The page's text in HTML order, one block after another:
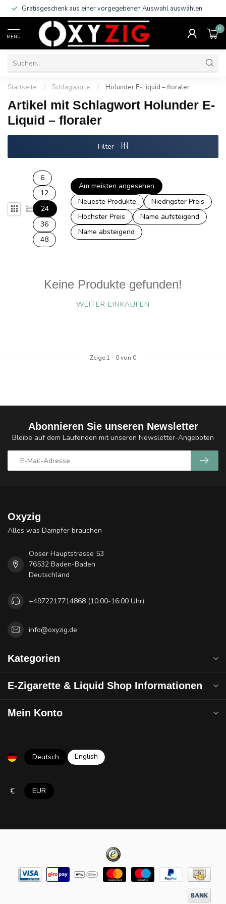
Gratisgeschenk aus einer vorgegebenen Auswahl auswählen
MENU
0
Startseite / Schlagworte / Holunder E-Liquid – floraler
Artikel mit Schlagwort Holunder E-
Liquid – floraler
Filter
6
12
24
36
48
Am meisten angesehen
Neueste Produkte
Niedrigster Preis
Höchster Preis
Name aufsteigend
Name absteigend
Keine Produkte gefunden!
WEITER EINKAUFEN
Zeige 1 - 0von 0
Abonnieren Sie unseren Newsletter
Bleibe auf dem Laufenden mit unseren Newsletter-Angeboten
Oxyzig
Alles was Dampfer brauchen
Ooser Hauptstrasse 53
76532 Baden-Baden
Deutschland
+4972217714868 (10:00-16:00 Uhr)
info@oxyzig.de
Kategorien
E-Zigarette & Liquid Shop Informationen
Mein Konto
Deutsch English
€ EUR